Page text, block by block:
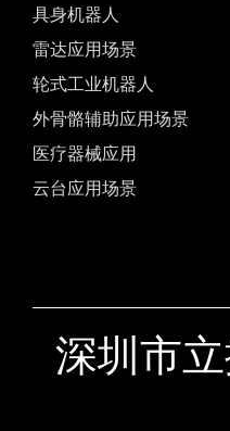
具身机器人
雷达应用场景
轮式工业机器人
外骨骼辅助应用场景
医疗器械应用
云台应用场景
深圳市